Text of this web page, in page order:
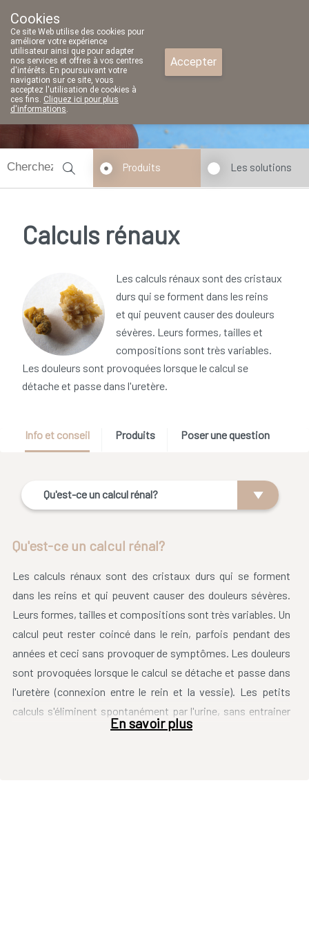
02/771 79 79
Aujourd'hui
Produits Les solutions
Calculs rénaux
Les calculs rénaux sont des cristaux
durs qui se forment dans les reins
et qui peuvent causer des douleurs
sévères. Leurs formes, tailles et
compositions sont très variables.
Les douleurs sont provoquées lorsque le calcul se
détache et passe dans l'uretère.
Info et conseil Produits Poser une question
Qu'est-ce un calcul rénal?
Qu'est-ce un calcul rénal?
Les calculs rénaux sont des cristaux durs qui se forment
dans les reins et qui peuvent causer des douleurs sévères.
Leurs formes, tailles et compositions sont très variables. Un
calcul peut rester coincé dans le rein, parfois pendant des
années et ceci sans provoquer de symptômes. Les douleurs
sont provoquées lorsque le calcul se détache et passe dans
l'uretère (connexion entre le rein et la vessie). Les petits
calculs s'éliminent spontanément par l'urine, sans entrainer
aucun symptôme. Les douleur se produisent habituellement
En savoir plus
Cookies
Ce site Web utilise des cookies pour
améliorer votre expérience
utilisateur ainsi que pour adapter
nos services et offres à vos centres
d'intérêts. En poursuivant votre
navigation sur ce site, vous
acceptez l'utilisation de cookies à
ces fins. Cliquez ici pour plus
d'informations.
Accepter